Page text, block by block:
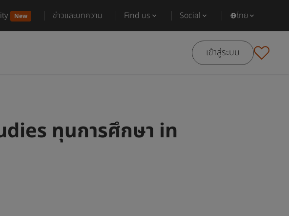
New ข่าวและบทความ Find us Social ไทย
เข้าสู่ระบบ
ทุนการศึกษา in